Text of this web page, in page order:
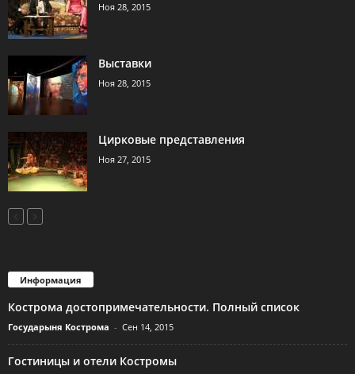
Ноя 28, 2015
Выставки
Ноя 28, 2015
Цирковые представления
Ноя 27, 2015
Информация
Кострома достопримечательности. Полный список
Государыня Кострома - Сен 14, 2015
Гостиницы и отели Костромы